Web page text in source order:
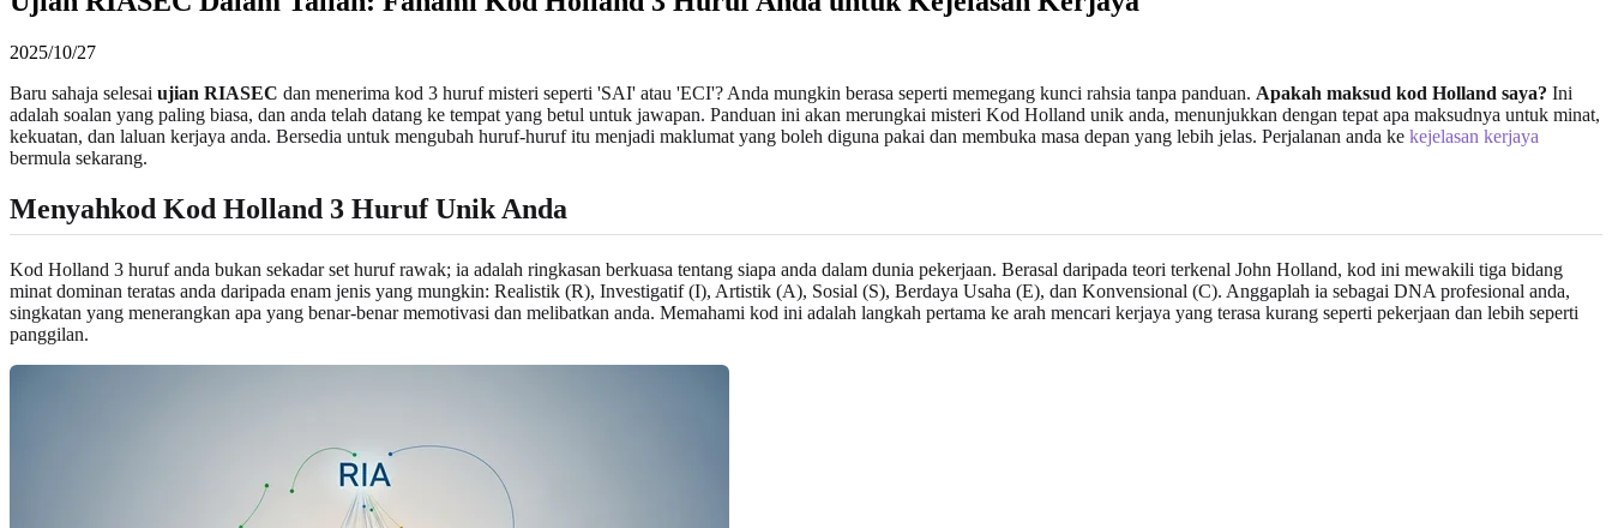
2025/10/27
Baru sahaja selesai ujian RIASEC dan menerima kod 3 huruf misteri seperti 'SAI' atau 'ECI'? Anda mungkin berasa seperti memegang kunci rahsia tanpa panduan. Apakah maksud kod Holland saya? Ini
adalah soalan yang paling biasa, dan anda telah datang ke tempat yang betul untuk jawapan. Panduan ini akan merungkai misteri Kod Holland unik anda, menunjukkan dengan tepat apa maksudnya untuk minat,
kekuatan, dan laluan kerjaya anda. Bersedia untuk mengubah huruf-huruf itu menjadi maklumat yang boleh diguna pakai dan membuka masa depan yang lebih jelas. Perjalanan anda ke kejelasan kerjaya
bermula sekarang.
Menyahkod Kod Holland 3 Huruf Unik Anda
Kod Holland 3 huruf anda bukan sekadar set huruf rawak; ia adalah ringkasan berkuasa tentang siapa anda dalam dunia pekerjaan. Berasal daripada teori terkenal John Holland, kod ini mewakili tiga bidang
minat dominan teratas anda daripada enam jenis yang mungkin: Realistik (R), Investigatif (I), Artistik (A), Sosial (S), Berdaya Usaha (E), dan Konvensional (C). Anggaplah ia sebagai DNA profesional anda,
singkatan yang menerangkan apa yang benar-benar memotivasi dan melibatkan anda. Memahami kod ini adalah langkah pertama ke arah mencari kerjaya yang terasa kurang seperti pekerjaan dan lebih seperti
panggilan.